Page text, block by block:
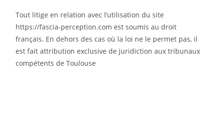
Tout litige en relation avec l’utilisation du site
https://fascia-perception.com est soumis au droit
français. En dehors des cas où la loi ne le permet pas, il
est fait attribution exclusive de juridiction aux tribunaux
compétents de Toulouse